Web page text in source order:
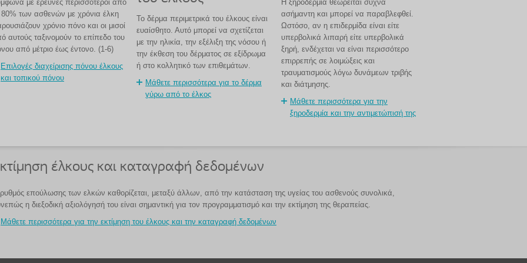
με έρευνες περισσότεροι από
80% των ασθενών με χρόνια έλκη
χρόνιο πόνο και οι μισοί
αυτούς ταξινομούν το επίπεδο του
από μέτριο έως έντονο. (1-6)
Επιλογές διαχείρισης πόνου έλκους
και τοπικού πόνου
Το δέρμα περιμετρικά του έλκους είναι
ευαίσθητο. Αυτό μπορεί να σχετίζεται
με την ηλικία, την εξέλιξη της νόσου ή
την έκθεση του δέρματος σε εξίδρωμα
ή στο κολλητικό των επιθεμάτων.
Μάθετε περισσότερα για το δέρμα
γύρω από το έλκος
Η ξηροδερμία θεωρείται συχνά
ασήμαντη και μπορεί να παραβλεφθεί.
Ωστόσο, αν η επιδερμίδα είναι είτε
υπερβολικά λιπαρή είτε υπερβολικά
ξηρή, ενδέχεται να είναι περισσότερο
επιρρεπής σε λοιμώξεις και
τραυματισμούς λόγω δυνάμεων τριβής
και διάτμησης.
Μάθετε περισσότερα για την
ξηροδερμία και την αντιμετώπισή της
έλκους και καταγραφή δεδομένων
επούλωσης των ελκών καθορίζεται, μεταξύ άλλων, από την κατάσταση της υγείας του ασθενούς συνολικά,
η διεξοδική αξιολόγησή του είναι σημαντική για τον προγραμματισμό και την εκτίμηση της θεραπείας.
Μάθετε περισσότερα για την εκτίμηση του έλκους και την καταγραφή δεδομένων